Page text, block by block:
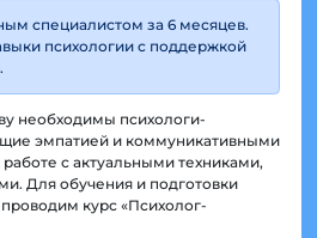
специалистом за 6 месяцев.
психологии с поддержкой
необходимы психологи-
эмпатией и коммуникативными
с актуальными техниками,
Для обучения и подготовки
курс «Психолог-